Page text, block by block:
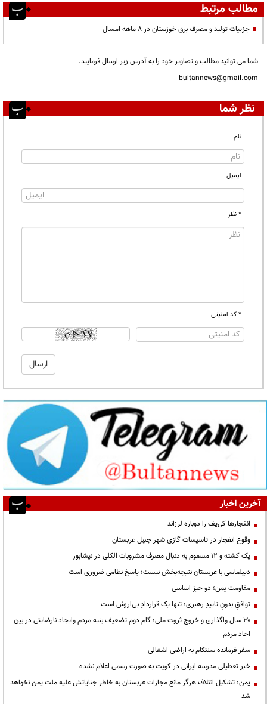
مطالب مرتبط
جزییات تولید و مصرف برق خوزستان در ۸ ماهه امسال
شما می توانید مطالب و تصاویر خود را به آدرس زیر ارسال فرمایید.
bultannews@gmail.com
نظر شما
نام
ایمیل
* نظر
* کد امنیتی
آخرین اخبار
انفجارها کی‌یف را دوباره لرزاند
وقوع انفجار در تاسیسات گازی شهر جبیل عربستان
یک کشته و ۱۲ مسموم به دنبال مصرف مشروبات الکلی در نیشابور
دیپلماسی با عربستان نتیجه‌بخش نیست؛ پاسخ نظامی ضروری است
مقاومت یمن؛ دو خیز اساسی
توافقِ بدونِ تاییدِ رهبری؛ تنها یک قراردادِ بی‌ارزش است
۳۰ سال واگذاری و خروج ثروت ملی؛ گام دوم تضعیف بنیه مردم وایجاد نارضایتی در بین
احاد مردم
سفر فرمانده سنتکام به اراضی اشغالی
خبر تعطیلی مدرسه ایرانی در کویت به صورت رسمی اعلام نشده
یمن: تشکیل ائتلاف هرگز مانع مجازات عربستان به خاطر جنایاتش علیه ملت یمن نخواهد
شد